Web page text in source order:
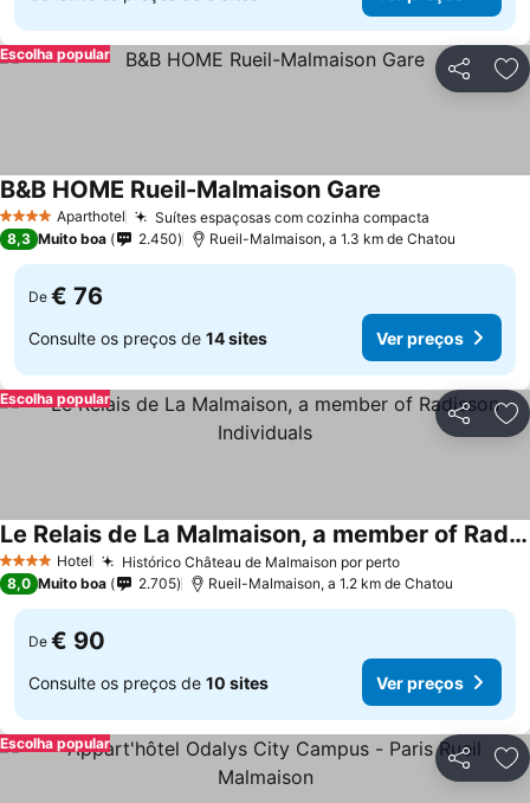
Partilhar
Escolha popular
4 EstrelasAparthotel Suítes espaçosas com cozinha compacta
B&B HOME Rueil-Malmaison Gare
8,3 Muito boa 2.450 Rueil-Malmaison, a 1.3 km de Chatou
De € 76
Consulte os preços de 14 sites Ver preços
Partilhar
Escolha popular
4 EstrelasHotel Histórico Château de Malmaison por pertoVer preços
Le Relais de La Malmaison, a member of Radisson Individuals
Ver preços
8,0 Muito boa 2.705 Rueil-Malmaison, a 1.2 km de Chatou
De € 90
Consulte os preços de 10 sites Ver preços
Partilhar
Escolha popular